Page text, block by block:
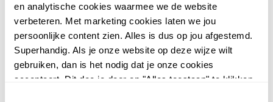
en analytische cookies waarmee we de website
verbeteren. Met marketing cookies laten we jou
persoonlijke content zien. Alles is dus op jou afgestemd.
Superhandig. Als je onze website op deze wijze wilt
gebruiken, dan is het nodig dat je onze cookies
accepteert. Dit doe je door op "Alles toestaan" te klikken.